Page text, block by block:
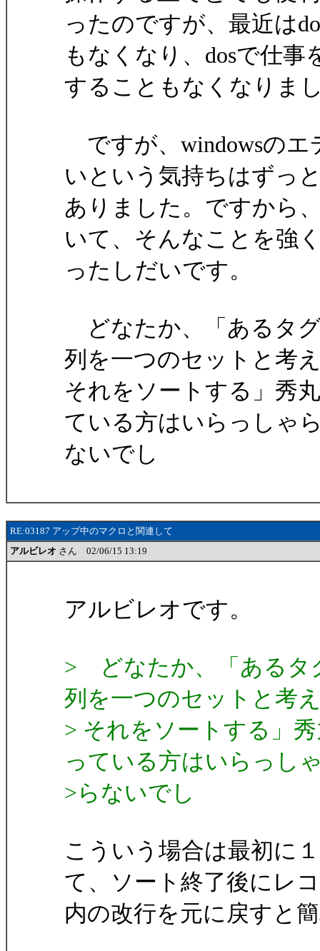
ったのですが、最近は
もなくなり、dosで仕事
することもなくなりま
ですが、windowsのエ
いという気持ちはずっ
ありました。ですから
いて、そんなことを強
ったしだいです。
どなたか、「あるタ
列を一つのセットと考
それをソートする」秀
ている方はいらっしゃ
ないでし
RE:03187 アップ中のマクロと関連して
アルビレオ さん 02/06/15 13:19
アルビレオです。
> どなたか、「あるタ
列を一つのセットと考
> それをソートする」
っている方はいらっし
>らないでし
こういう場合は最初に
て、ソート終了後にレ
内の改行を元に戻すと